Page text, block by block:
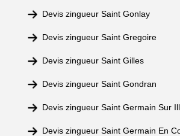
Devis zingueur Saint Gonlay
Devis zingueur Saint Gregoire
Devis zingueur Saint Gilles
Devis zingueur Saint Gondran
Devis zingueur Saint Germain Sur
Devis zingueur Saint Germain En